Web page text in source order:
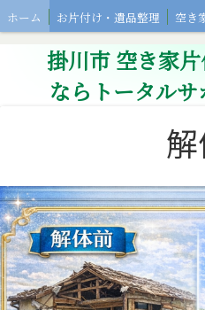
ホーム お片付け・遺品整理 空き
その他サービス
お客様の声 会社
掛川市 空き家
ならトータル